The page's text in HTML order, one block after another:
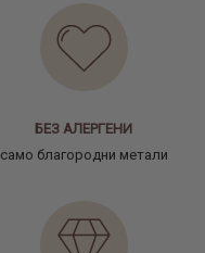
БЕЗ АЛЕРГЕНИ
само благородни метали